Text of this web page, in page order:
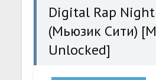
Digital Rap
(Мьюзик Сити)
Unlocked]